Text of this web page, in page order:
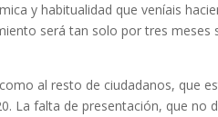
y habitualidad que veníais
será tan solo por tres meses
al resto de ciudadanos, que
La falta de presentación, que no